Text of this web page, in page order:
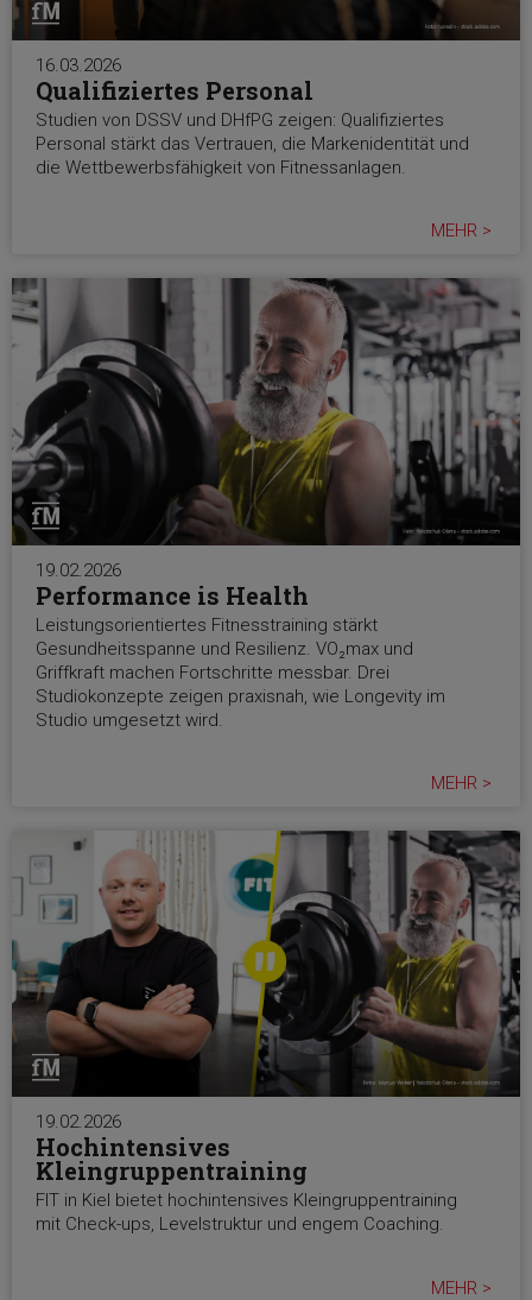
16.03.2026
Qualifiziertes Personal
Studien von DSSV und DHfPG zeigen: Qualifiziertes
Personal stärkt das Vertrauen, die Markenidentität und
die Wettbewerbsfähigkeit von Fitnessanlagen.
MEHR >
19.02.2026
Performance is Health
Leistungsorientiertes Fitnesstraining stärkt
Gesundheitsspanne und Resilienz. VO₂max und
Griffkraft machen Fortschritte messbar. Drei
Studiokonzepte zeigen praxisnah, wie Longevity im
Studio umgesetzt wird.
MEHR >
19.02.2026
Hochintensives
Kleingruppentraining
FIT in Kiel bietet hochintensives Kleingruppentraining
mit Check-ups, Levelstruktur und engem Coaching.
MEHR >